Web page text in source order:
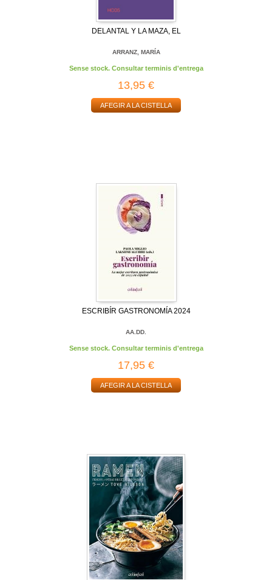
DELANTAL Y LA MAZA, EL
ARRANZ, MARÍA
Sense stock. Consultar terminis d'entrega
13,95 €
AFEGIR A LA CISTELLA
ESCRIBÍR GASTRONOMÍA 2024
AA.DD.
Sense stock. Consultar terminis d'entrega
17,95 €
AFEGIR A LA CISTELLA